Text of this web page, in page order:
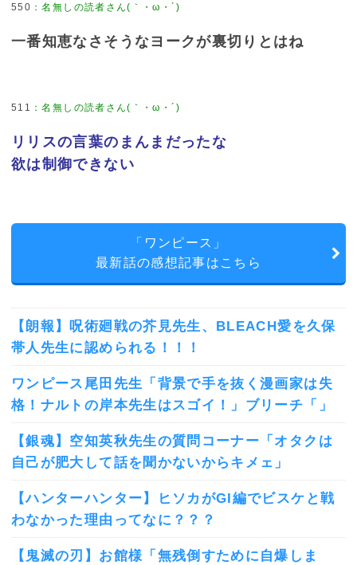
550 ：名無しの読者さん(｀・ω・´)
一番知恵なさそうなヨークが裏切りとはね
511 ：名無しの読者さん(｀・ω・´)
リリスの言葉のまんまだったな
欲は制御できない
「ワンピース」
最新話の感想記事はこちら
【朗報】呪術廻戦の芥見先生、BLEACH愛を久保
帯人先生に認められる！！！
ワンピース尾田先生「背景で手を抜く漫画家は失
格！ナルトの岸本先生はスゴイ！」ブリーチ「」
【銀魂】空知英秋先生の質問コーナー「オタクは
自己が肥大して話を聞かないからキメェ」
【ハンターハンター】ヒソカがGI編でビスケと戦
わなかった理由ってなに？？？
【鬼滅の刃】お館様「無残倒すために自爆しま